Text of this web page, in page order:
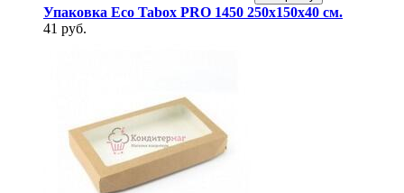
Упаковка Eco Tabox PRO 1450 250х150х40 см.
41 руб.